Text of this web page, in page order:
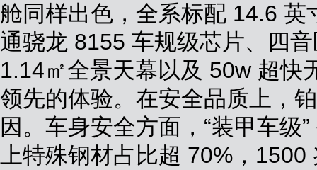
舱同样出色，全系标配 14.6
通骁龙 8155 车规级芯片、四
1.14㎡全景天幕以及 50w 超快
领先的体验。在安全品质上，
因。车身安全方面，“装甲车级
上特殊钢材占比超 70%，